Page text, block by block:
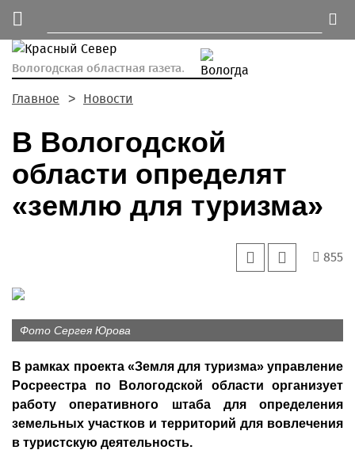
Вологодская областная газета.
Главное Новости
В Вологодской
области определят
«землю для туризма»
855
Фото Сергея Юрова
В рамках проекта «Земля для туризма» управление
Росреестра по Вологодской области организует
работу оперативного штаба для определения
земельных участков и территорий для вовлечения
в туристскую деятельность.